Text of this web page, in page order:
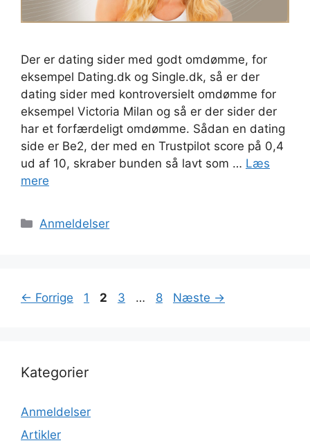
Der er dating sider med godt omdømme, for
eksempel Dating.dk og Single.dk, så er der
dating sider med kontroversielt omdømme for
eksempel Victoria Milan og så er der sider der
har et forfærdeligt omdømme. Sådan en dating
side er Be2, der med en Trustpilot score på 0,4
ud af 10, skraber bunden så lavt som … Læs
mere
Kategorier
Anmeldelser
← Forrige Page
1 Page
2 Page
3 … Page
8 Næste →
Kategorier
Anmeldelser
Artikler